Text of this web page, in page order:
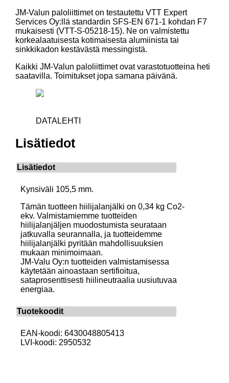
JM-Valun paloliittimet on testautettu VTT Expert
Services Oy:llä standardin SFS-EN 671-1 kohdan F7
mukaisesti (VTT-S-05218-15). Ne on valmistettu
korkealaatuisesta kotimaisesta alumiinista tai
sinkkikadon kestävästä messingistä.
Kaikki JM-Valun paloliittimet ovat varastotuotteina heti
saatavilla. Toimitukset jopa samana päivänä.
DATALEHTI
Lisätiedot
Lisätiedot
Kynsiväli 105,5 mm.
Tämän tuotteen hiilijalanjälki on 0,34 kg Co2-
ekv. Valmistamiemme tuotteiden
hiilijalanjäljen muodostumista seurataan
jatkuvalla seurannalla, ja tuotteidemme
hiilijalanjälki pyritään mahdollisuuksien
mukaan minimoimaan.
JM-Valu Oy:n tuotteiden valmistamisessa
käytetään ainoastaan sertifioitua,
sataprosenttisesti hiilineutraalia uusiutuvaa
energiaa.
Tuotekoodit
EAN-koodi: 6430048805413
LVI-koodi: 2950532